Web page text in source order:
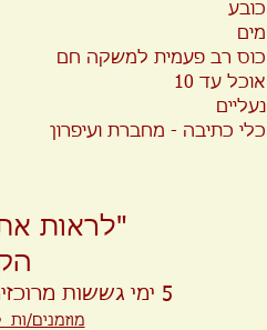
כובע
מים
כוס רב פעמית למשקה חם
אוכל עד 10
נעליים
כלי כתיבה - מחברת ועיפרון
"לראות
5 ימי גששות מרוכזים בכנס "אבני דרך" שאנחנו מעבירים כל שנה בסוכות
מוזמנים/